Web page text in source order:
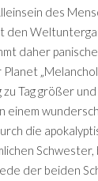
des
den
daher
Tag größer
einem
die
der beiden